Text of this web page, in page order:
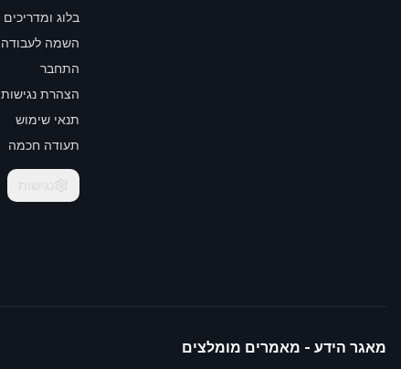
בלוג ומדריכים
השמה לעבודה
התחבר
הצהרת נגישות
תנאי שימוש
תעודה חכמה
מאגר הידע - מאמרים מומלצים